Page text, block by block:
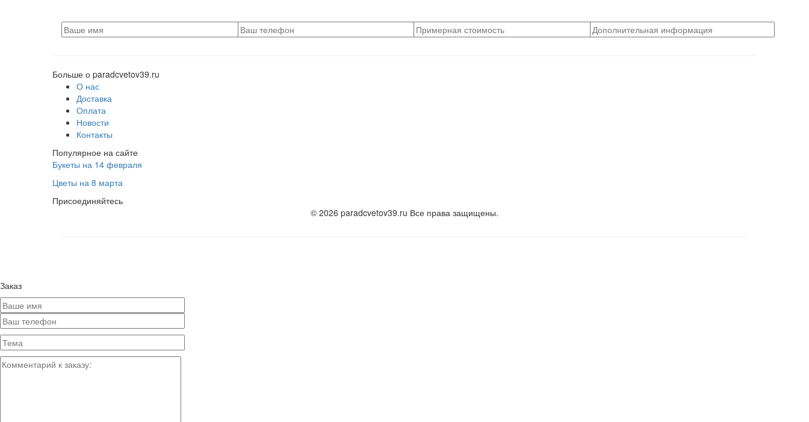
Больше о paradcvetov39.ru
О нас
Доставка
Оплата
Новости
Контакты
Популярное на сайте
Букеты на 14 февраля
Цветы на 8 марта
Присоединяйтесь
© 2026 paradcvetov39.ru Все права защищены.
Заказ